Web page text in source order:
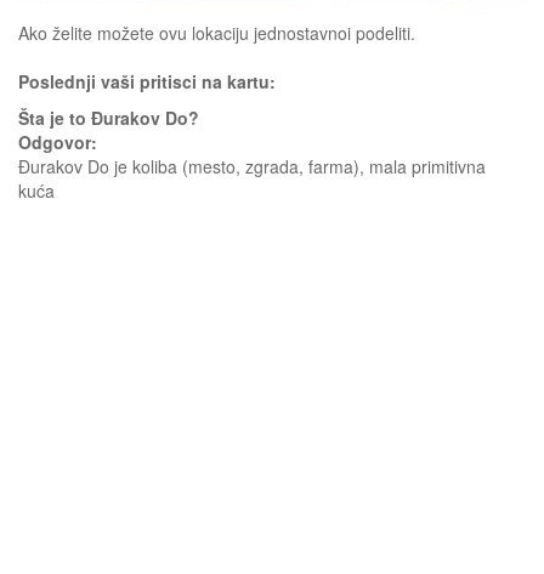
Ako želite možete ovu lokaciju jednostavnoi podeliti.
Poslednji vaši pritisci na kartu:
Šta je to Đurakov Do?
Odgovor:
Đurakov Do je koliba (mesto, zgrada, farma), mala primitivna
kuća